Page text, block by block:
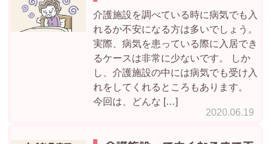
2020.06.19
介護施設を調べている時に病気でも入
れるか不安になる方は多いでしょう。
実際、病気を患っている際に入居でき
るケースは非常に少ないです。 しか
し、介護施設の中には病気でも受け入
れをしてくれるところもあります。
今回は、どんな […]